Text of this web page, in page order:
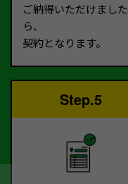
ご納得いただけました
ら、
契約となります。
Step.5